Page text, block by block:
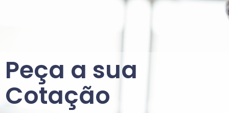
Peça a sua
Cotação